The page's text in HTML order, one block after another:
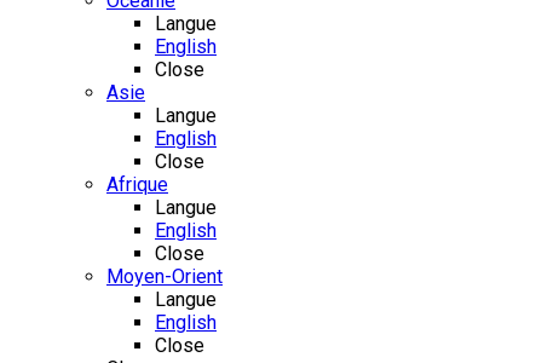
Langue
English
Close
Asie
Langue
English
Close
Afrique
Langue
English
Close
Moyen-Orient
Langue
English
Close